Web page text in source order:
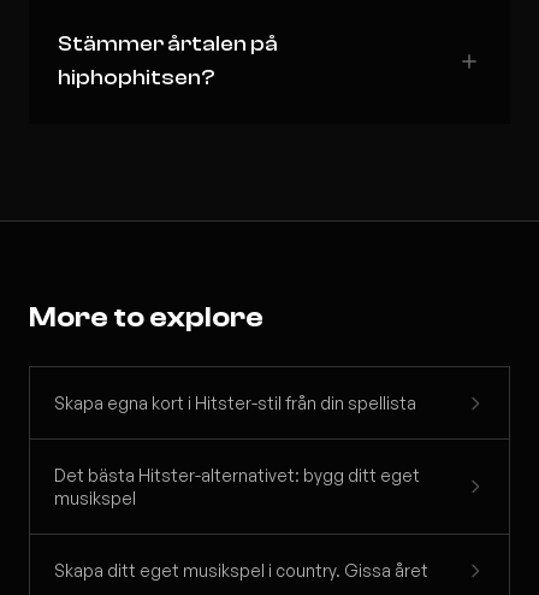
Stämmer årtalen på
hiphophitsen?
More to explore
Skapa egna kort i Hitster-stil från din spellista
Det bästa Hitster-alternativet: bygg ditt eget
musikspel
Skapa ditt eget musikspel i country. Gissa året